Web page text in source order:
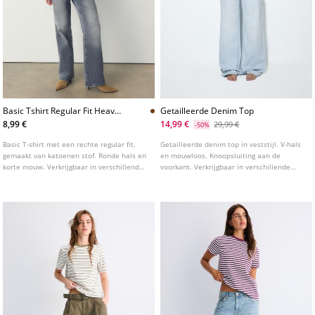
Basic Tshirt Regular Fit Heavy
Weight
8,99 €
Basic T-shirt met een rechte regular fit,
gemaakt van katoenen stof. Ronde hals en
korte mouw. Verkrijgbaar in verschillende
Getailleerde Denim Top
14,99 €
-50% 29,99 €
Getailleerde denim top in veststijl. V-hals
en mouwloos. Knoopsluiting aan de
voorkant. Verkrijgbaar in verschillende